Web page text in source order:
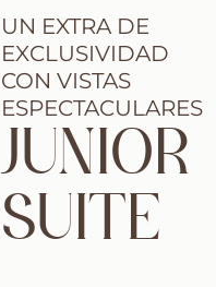
UN EXTRA DE
EXCLUSIVIDAD
CON VISTAS
ESPECTACULARES
JUNIOR
SUITE